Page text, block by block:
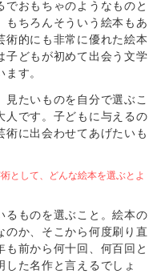
おもちゃのようなものと
もちろんそういう絵本もあ
術的にも非常に優れた絵本
子どもが初めて出会う文学
す。
たいものを自分で選ぶこ
人です。子どもに与えるの
術に出会わせてあげたいも
として、どんな絵本を選ぶとよ
るものを選ぶこと。絵本の
のか、そこから何度刷り直
前から何十回、何百回と
た名作と言えるでしょ